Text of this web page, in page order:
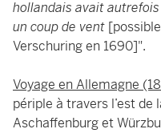
hollandais avait
un coup de vent
Verschuring en 1690]".
Voyage en Allemagne
périple à travers l’est de
Aschaffenburg et